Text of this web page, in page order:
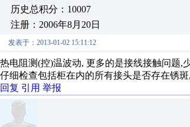
历史总积分：10007
注册：2006年8月20日
发表于：2013-01-02 15:11:12
热电阻测(控)温波动, 更多的是接线接触问题,
仔细检查包括柜在内的所有接头是否存在锈
回复 引用 举报